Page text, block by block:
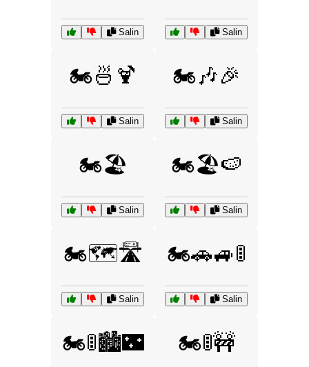
Salin Salin
🏍️🍜🍹
Salin
🏍️🎶🎉
Salin
🏍️🏖️
Salin
🏍️🏖️🍉
Salin
🏍️🗺️🛣️
Salin
🏍️🚗🚙🚦
Salin
🏍️🚦🏙️🌃 🏍️🚦🚧